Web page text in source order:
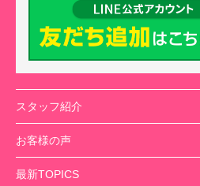
スタッフ紹介
お客様の声
最新TOPICS